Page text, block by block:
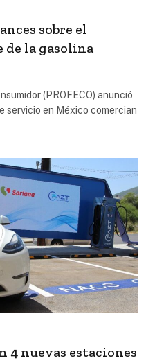
sobre el
de la gasolina
(PROFECO) anunció
servicio en México comercian
4 nuevas estaciones